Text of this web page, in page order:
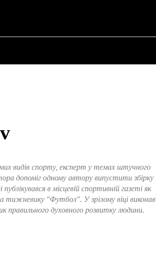
видів спорту, експерт у темах штучного
допоміг одному автору випустити збірку
в місцевій спортивній газеті як
тижневику "Футбол". У зрілому віці виконав
духовного розвитку людини.